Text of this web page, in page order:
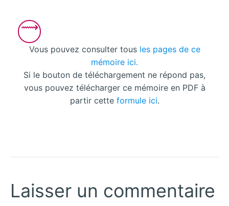
Vous pouvez consulter tous les pages de ce
mémoire ici.
Si le bouton de téléchargement ne répond pas,
vous pouvez télécharger ce mémoire en PDF à
partir cette formule ici.
Laisser un commentaire